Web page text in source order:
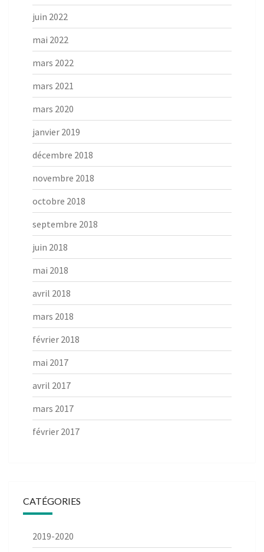
juin 2022
mai 2022
mars 2022
mars 2021
mars 2020
janvier 2019
décembre 2018
novembre 2018
octobre 2018
septembre 2018
juin 2018
mai 2018
avril 2018
mars 2018
février 2018
mai 2017
avril 2017
mars 2017
février 2017
CATÉGORIES
2019-2020